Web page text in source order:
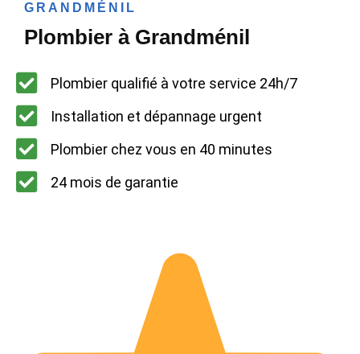
GRANDMÉNIL
Plombier à Grandménil
Plombier qualifié à votre service 24h/7
Installation et dépannage urgent
Plombier chez vous en 40 minutes
24 mois de garantie